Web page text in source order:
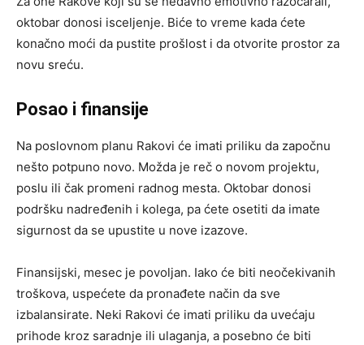
oktobar donosi isceljenje. Biće to vreme kada ćete
konačno moći da pustite prošlost i da otvorite prostor za
novu sreću.
Posao i finansije
Na poslovnom planu Rakovi će imati priliku da započnu
nešto potpuno novo. Možda je reč o novom projektu,
poslu ili čak promeni radnog mesta. Oktobar donosi
podršku nadređenih i kolega, pa ćete osetiti da imate
sigurnost da se upustite u nove izazove.
Finansijski, mesec je povoljan. Iako će biti neočekivanih
troškova, uspećete da pronađete način da sve
izbalansirate. Neki Rakovi će imati priliku da uvećaju
prihode kroz saradnje ili ulaganja, a posebno će biti